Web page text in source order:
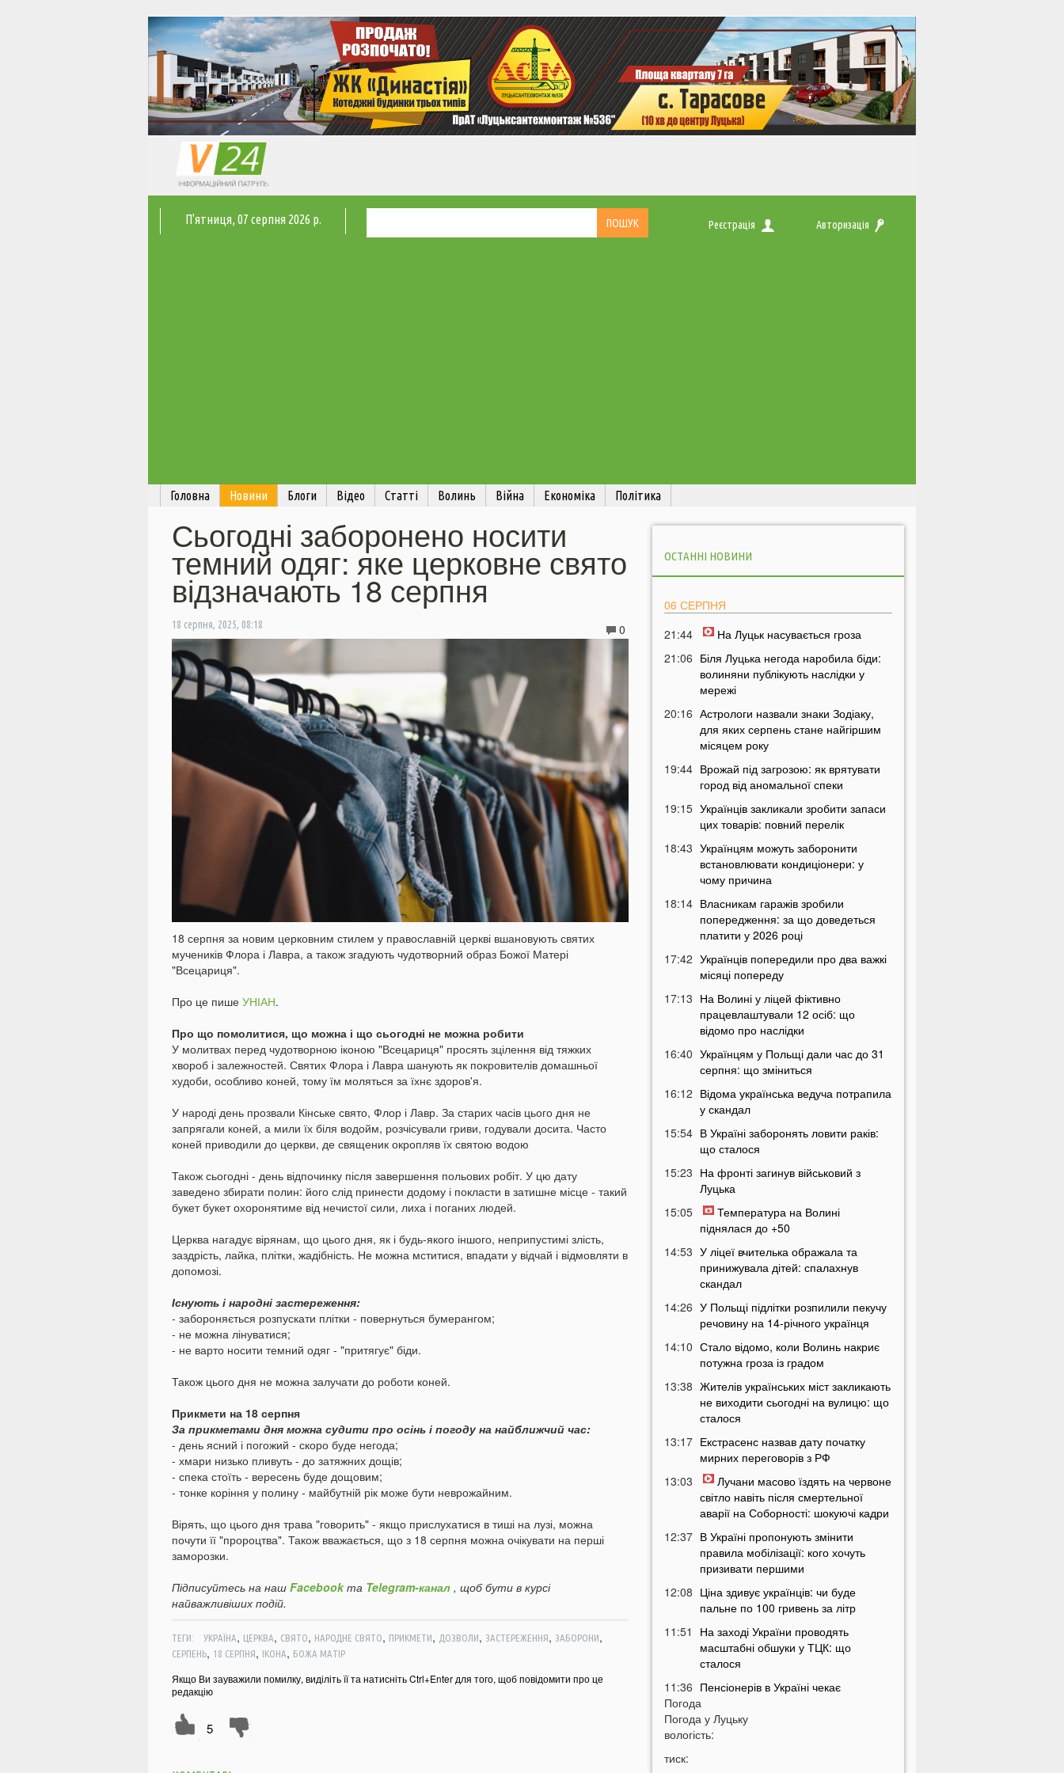
П'ятниця, 07 серпня 2026 р. Реєстрація Авторизація
Головна Новини Блоги Відео Статті Волинь Війна Економіка Політика
Сьогодні заборонено носити
темний одяг: яке церковне свято
відзначають 18 серпня
18 серпня, 2025, 08:18 0
18 серпня за новим церковним стилем у православній церкві вшановують святих
мучеників Флора і Лавра, а також згадують чудотворний образ Божої Матері
"Всецариця".
Про це пише УНІАН.
Про що помолитися, що можна і що сьогодні не можна робити
У молитвах перед чудотворною іконою "Всецариця" просять зцілення від тяжких
хвороб і залежностей. Святих Флора і Лавра шанують як покровителів домашньої
худоби, особливо коней, тому їм моляться за їхнє здоров'я.
У народі день прозвали Кінське свято, Флор і Лавр. За старих часів цього дня не
запрягали коней, а мили їх біля водойм, розчісували гриви, годували досита. Часто
коней приводили до церкви, де священик окропляв їх святою водою
Також сьогодні - день відпочинку після завершення польових робіт. У цю дату
заведено збирати полин: його слід принести додому і покласти в затишне місце - такий
букет букет охоронятиме від нечистої сили, лиха і поганих людей.
Церква нагадує вірянам, що цього дня, як і будь-якого іншого, неприпустимі злість,
заздрість, лайка, плітки, жадібність. Не можна мститися, впадати у відчай і відмовляти в
допомозі.
Існують і народні застереження:
- забороняється розпускати плітки - повернуться бумерангом;
- не можна лінуватися;
- не варто носити темний одяг - "притягує" біди.
Також цього дня не можна залучати до роботи коней.
Прикмети на 18 серпня
За прикметами дня можна судити про осінь і погоду на найближчий час:
- день ясний і погожий - скоро буде негода;
- хмари низько пливуть - до затяжних дощів;
- спека стоїть - вересень буде дощовим;
- тонке коріння у полину - майбутній рік може бути неврожайним.
Вірять, що цього дня трава "говорить" - якщо прислухатися в тиші на лузі, можна
почути її "пророцтва". Також вважається, що з 18 серпня можна очікувати на перші
заморозки.
Підписуйтесь на наш Facebookта Telegram-канал , щоб бути в курсі
найважливіших подій.
ТЕГИ: УКРАЇНА, ЦЕРКВА, СВЯТО, НАРОДНЕ СВЯТО, ПРИКМЕТИ, ДОЗВОЛИ, ЗАСТЕРЕЖЕННЯ, ЗАБОРОНИ,
СЕРПЕНЬ, 18 СЕРПНЯ, ІКОНА, БОЖА МАТІР
Якщо Ви зауважили помилку, виділіть її та натисніть Ctrl+Enter для того, щоб повідомити про це
редакцію
5
ОСТАННІ НОВИНИ
06 СЕРПНЯ
21:44
На Луцьк насувається гроза
21:06 Біля Луцька негода наробила біди:
волиняни публікують наслідки у
мережі
20:16 Астрологи назвали знаки Зодіаку,
для яких серпень стане найгіршим
місяцем року
19:44 Врожай під загрозою: як врятувати
город від аномальної спеки
19:15 Українців закликали зробити запаси
цих товарів: повний перелік
18:43 Українцям можуть заборонити
встановлювати кондиціонери: у
чому причина
18:14 Власникам гаражів зробили
попередження: за що доведеться
платити у 2026 році
17:42 Українців попередили про два важкі
місяці попереду
17:13 На Волині у ліцей фіктивно
працевлаштували 12 осіб: що
відомо про наслідки
16:40 Українцям у Польщі дали час до 31
серпня: що зміниться
16:12 Відома українська ведуча потрапила
у скандал
15:54 В Україні заборонять ловити раків:
що сталося
15:23 На фронті загинув військовий з
Луцька
15:05
Температура на Волині
піднялася до +50
14:53 У ліцеї вчителька ображала та
принижувала дітей: спалахнув
скандал
14:26 У Польщі підлітки розпилили пекучу
речовину на 14-річного українця
14:10 Стало відомо, коли Волинь накриє
потужна гроза із градом
13:38 Жителів українських міст закликають
не виходити сьогодні на вулицю: що
сталося
13:17 Екстрасенс назвав дату початку
мирних переговорів з РФ
13:03
Лучани масово їздять на червоне
світло навіть після смертельної
аварії на Соборності: шокуючі кадри
12:37 В Україні пропонують змінити
правила мобілізації: кого хочуть
призивати першими
12:08 Ціна здивує українців: чи буде
пальне по 100 гривень за літр
11:51
На заході України проводять
масштабні обшуки у ТЦК: що
сталося
11:36 Пенсіонерів в Україні чекає
масштабна перевірка: кого це
торкнеться
11:07 Україну накриє потужна магнітна
Погода
Погода у Луцьку
вологість:
тиск: